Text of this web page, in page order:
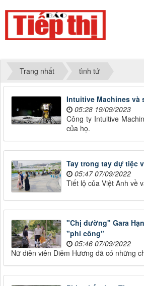
Trang nhất tình tứ
Intuitive Machines và
05:28 19/09/2023
Công ty Intuitive
của họ.
Tay trong tay dự tiệc
05:47 07/09/2022
Tiết lộ của Việt Anh về
"Chị đường" Gara
"phi công"
05:46 07/09/2022
Nữ diễn viên Diễm Hương đã có những